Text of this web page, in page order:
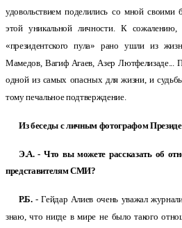
удовольствием поделились со мной своими
этой уникальной личности. К
«президентского пула» рано ушли из
Мамедов, Вагиф Агаев, Азер Лютфелизаде...
одной из самых опасных для жизни, и
тому печальное подтверждение.
Из беседы с личным фотографом
Э.А. - Что вы можете рассказать об
представителям СМИ?
Р.Б.- Гейдар Алиев очень уважал
знаю, что нигде в мире не было такого